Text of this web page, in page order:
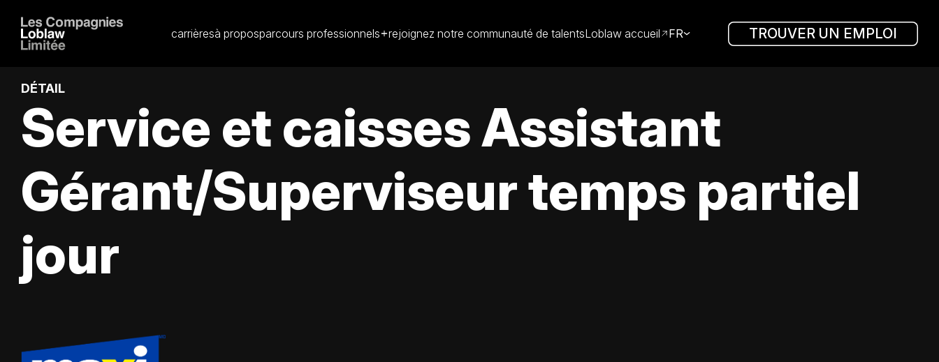
carrièresà proposparcours professionnels rejoignez notre communauté de talentsLoblaw accueil FR TROUVER UN EMPLOI
DÉTAIL
Service et caisses Assistant
Gérant/Superviseur temps partiel
jour